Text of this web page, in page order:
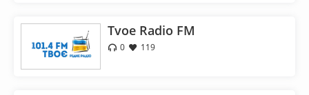
Tvoe Radio FM
0 119